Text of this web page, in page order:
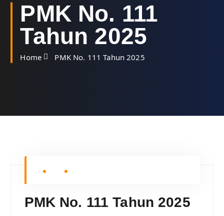
PMK No. 111
Tahun 2025
Home PMK No. 111 Tahun 2025
PMK No. 111 Tahun 2025